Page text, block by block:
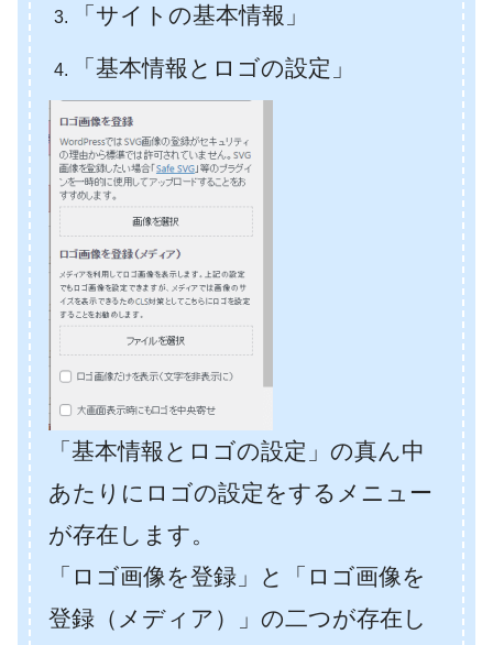
「サイトの基本情報」
「基本情報とロゴの設定」
「基本情報とロゴの設定」の真ん中
あたりにロゴの設定をするメニュー
が存在します。
「ロゴ画像を登録」と「ロゴ画像を
登録（メディア）」の二つが存在し